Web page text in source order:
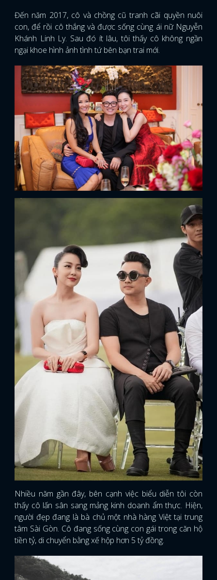
x
ĐĂNG NHẬP
Đến năm 2017, cô và chồng cũ tranh cãi quyền nuôi
con, để rồi cô thắng và được sống cùng ái nữ Nguyễn
Khánh Linh Ly. Sau đó ít lâu, tôi thấy cô không ngần
ngại khoe hình ảnh tình tứ bên bạn trai mới.
Nhiều năm gần đây, bên cạnh việc biểu diễn tôi còn
thấy cô lấn sân sang mảng kinh doanh ẩm thực. Hiện,
người đẹp đang là bà chủ một nhà hàng Việt tại trung
tâm Sài Gòn. Cô đang sống cùng con gái trong căn hộ
tiền tỷ, di chuyển bằng xế hộp hơn 5 tỷ đồng.